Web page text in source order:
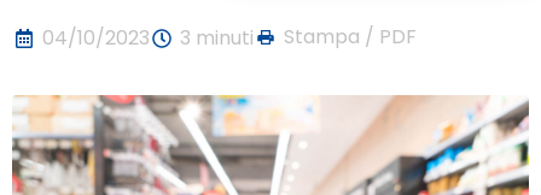
04/10/2023 3 minuti Stampa / PDF